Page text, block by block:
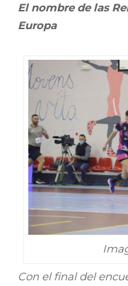
El nombre de las
Europa
Con el final del